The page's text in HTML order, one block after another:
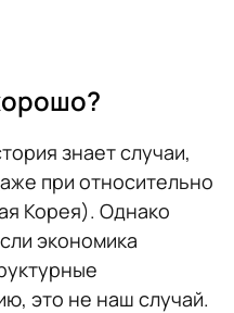
знает случаи,
при относительно
Корея). Однако
экономика
это не наш случай.